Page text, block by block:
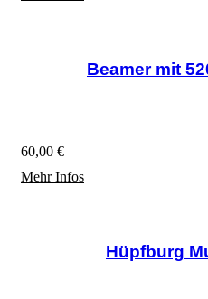
Beamer mit
60,00 €
Mehr Infos
Hüpfburg